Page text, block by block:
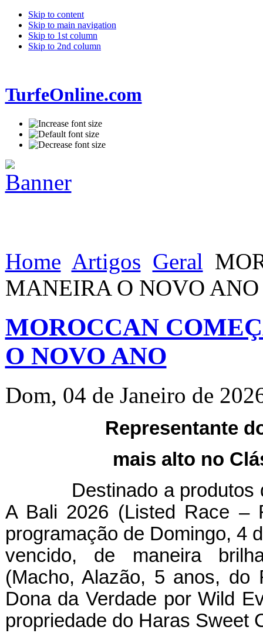
Skip to content
Skip to main navigation
Skip to 1st column
Skip to 2nd column
TurfeOnline.com
Home Artigos Geral
MANEIRA O NOVO ANO
MOROCCAN
O NOVO ANO
Dom, 04 de Janeiro de
Representante
mais alto no
Destinado a produtos de
A Bali 2026 (Listed Race –
programação de Domingo, 4
vencido, de maneira
(Macho, Alazão, 5 anos,
Dona da Verdade por Wild
propriedade do Haras Sweet